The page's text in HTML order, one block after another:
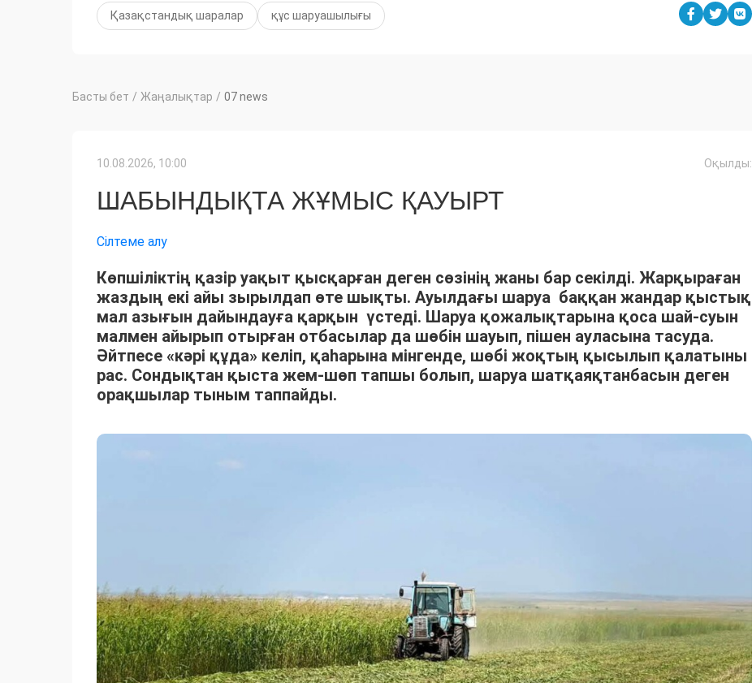
Қазақстандық шаралар құс шаруашылығы
Басты бет / Жаңалықтар / 07 news
10.08.2026, 10:00 Оқылды:
ШАБЫНДЫҚТА ЖҰМЫС ҚАУЫРТ
Сілтеме алу
Көпшіліктің қазір уақыт қысқарған деген сөзінің жаны бар секілді. Жарқыраған
жаздың екі айы зырылдап өте шықты. Ауылдағы шаруа баққан жандар қыстық
мал азығын дайындауға қарқын үстеді. Шаруа қожалықтарына қоса шай-суын
малмен айырып отырған отбасылар да шөбін шауып, пішен ауласына тасуда.
Әйтпесе «кәрі құда» келіп, қаһарына мінгенде, шөбі жоқтың қысылып қалатыны
рас. Сондықтан қыста жем-шөп тапшы болып, шаруа шатқаяқтанбасын деген
орақшылар тыным таппайды.